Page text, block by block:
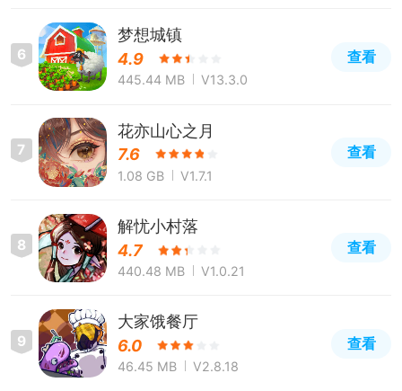
6
梦想城镇
4.9
445.44 MB V13.3.0
查看
7
花亦山心之月
7.6
1.08 GB V1.7.1
查看
8
解忧小村落
4.7
440.48 MB V1.0.21
查看
9
大家饿餐厅
6.0
46.45 MB V2.8.18
查看